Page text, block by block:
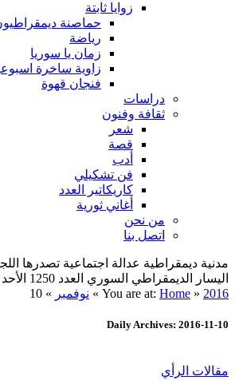
زوايا ثابتة
حماصنة
رياضة
زمان يا سوريا
زاوية ساخرة
فنجان قهوة
دراسات
ثقافة وفنون
شعر
قصة
أدب
فن تشكيلي
كاريكاتير العدد
أغاني ثورية
من نحن
اتصل بنا
مدنية ديمقراطية عدالة اجتماعية تصدرها
اليسار الديمقراطي السوري العدد 1250 الأحد 09/01/2023
You are at: Home » 2016
» نوفمبر »
10
Daily Archives: 2016-11-10
مقالات الرأي